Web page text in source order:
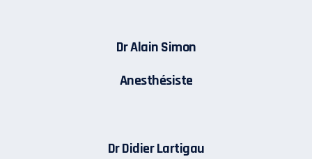
Dr Alain Simon
Anesthésiste
Dr Didier Lartigau